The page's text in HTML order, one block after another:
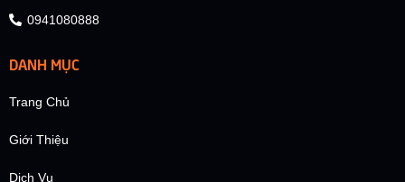
0941080888
DANH MỤC
Trang Chủ
Giới Thiệu
Dịch Vụ